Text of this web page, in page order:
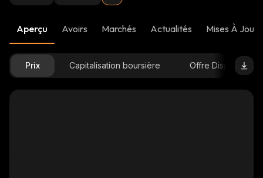
Aperçu Avoirs Marchés Actualités Mises À Jour
Prix Capitalisation boursière Offre Disponible